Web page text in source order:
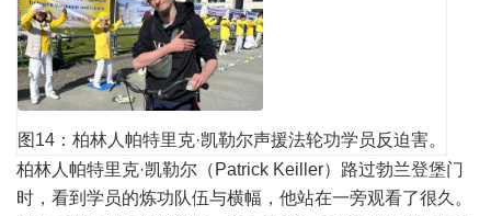
图14：柏林人帕特里克·凯勒尔声援法轮功学员反迫害。
柏林人帕特里克·凯勒尔（Patrick Keiller）路过勃兰登堡门
时，看到学员的炼功队伍与横幅，他站在一旁观看了很久。